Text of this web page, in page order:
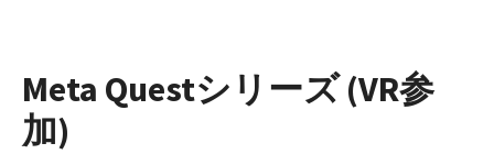
Meta Questシリーズ (VR参
加)